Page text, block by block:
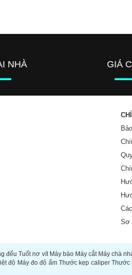
NHÀ GIÁ
Sơ
đếu Tuốt nơ vít Máy bào Máy cắt Máy chà
độ Máy đo độ ẩm Thước kẹp caliper Thước